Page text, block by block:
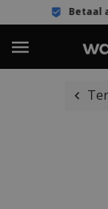
achteraf of in 3